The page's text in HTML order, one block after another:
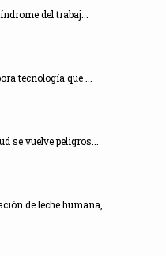
del trabaj...
tecnología que ...
se vuelve peligros...
de leche humana,...